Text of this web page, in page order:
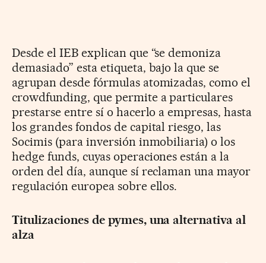
Desde el IEB explican que “se demoniza
demasiado” esta etiqueta, bajo la que se
agrupan desde fórmulas atomizadas, como el
crowdfunding, que permite a particulares
prestarse entre sí o hacerlo a empresas, hasta
los grandes fondos de capital riesgo, las
Socimis (para inversión inmobiliaria) o los
hedge funds, cuyas operaciones están a la
orden del día, aunque sí reclaman una mayor
regulación europea sobre ellos.
Titulizaciones de pymes, una alternativa al
alza